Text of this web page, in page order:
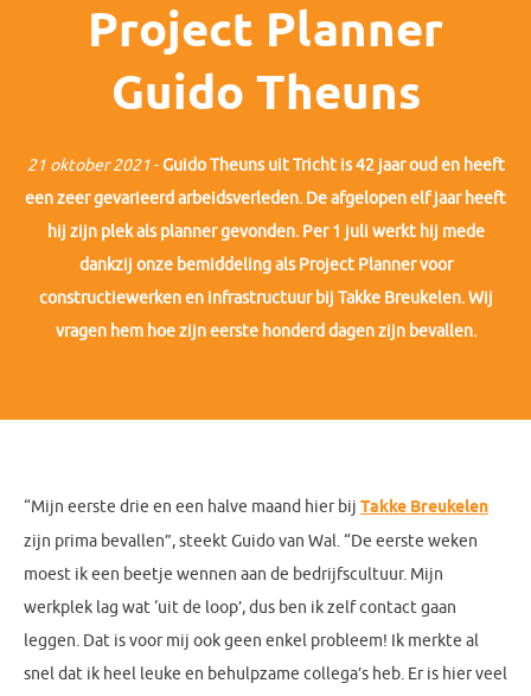
Project Planner
Guido Theuns
21 oktober 2021-Guido Theuns uit Tricht is 42 jaar oud en heeft
een zeer gevarieerd arbeidsverleden. De afgelopen elf jaar heeft
hij zijn plek als planner gevonden. Per 1 juli werkt hij mede
dankzij onze bemiddeling als Project Planner voor
constructiewerken en infrastructuur bij Takke Breukelen. Wij
vragen hem hoe zijn eerste honderd dagen zijn bevallen.
“Mijn eerste drie en een halve maand hier bij Takke Breukelen
zijn prima bevallen”, steekt Guido van Wal. “De eerste weken
moest ik een beetje wennen aan de bedrijfscultuur. Mijn
werkplek lag wat ‘uit de loop’, dus ben ik zelf contact gaan
leggen. Dat is voor mij ook geen enkel probleem! Ik merkte al
snel dat ik heel leuke en behulpzame collega’s heb. Er is hier veel